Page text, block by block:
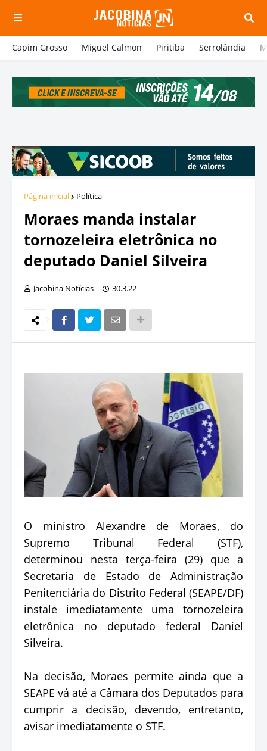
Capim Grosso Miguel Calmon Piritiba Serrolândia
Página inicial Política
Moraes manda instalar
tornozeleira eletrônica no
deputado Daniel Silveira
Jacobina Notícias 30.3.22
O ministro Alexandre de Moraes, do
Supremo Tribunal Federal (STF),
determinou nesta terça-feira (29) que a
Secretaria de Estado de Administração
Penitenciária do Distrito Federal (SEAPE/DF)
instale imediatamente uma tornozeleira
eletrônica no deputado federal Daniel
Silveira.
Na decisão, Moraes permite ainda que a
SEAPE vá até a Câmara dos Deputados para
cumprir a decisão, devendo, entretanto,
avisar imediatamente o STF.